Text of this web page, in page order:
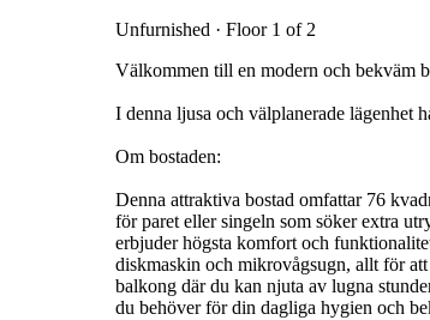
Unfurnished · Floor 1 of 2
Välkommen till en modern och bekväm
I denna ljusa och välplanerade lägenhet
Om bostaden:
Denna attraktiva bostad omfattar 76
för paret eller singeln som söker extra
erbjuder högsta komfort och
diskmaskin och mikrovågsugn, allt för
balkong där du kan njuta av lugna
du behöver för din dagliga hygien och